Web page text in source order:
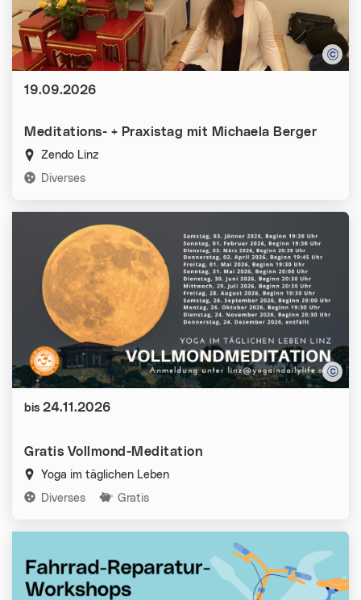
Meditations- + Praxistag mit Michaela Berger
Zendo Linz
Kategorien:
Diverses
Datum:
19.09.2026
Gratis Vollmond-Meditation
Yoga im täglichen Leben
Kategorien:
Diverses Gratis
Datum:
bis 24.11.2026